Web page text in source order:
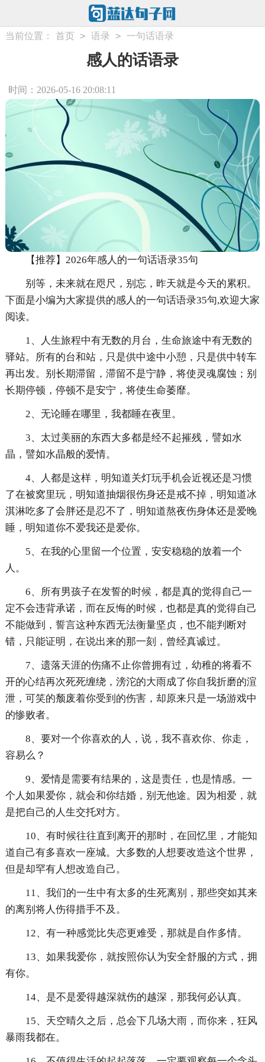
当前位置： 首页 > 语录 > 一句话语录
感人的话语录
时间：2026-05-16 20:08:11
【推荐】2026年感人的一句话语录35句
别等，未来就在咫尺，别忘，昨天就是今天的累积。
下面是小编为大家提供的感人的一句话语录35句,欢迎大家
阅读。
1、人生旅程中有无数的月台，生命旅途中有无数的
驿站。所有的台和站，只是供中途中小憩，只是供中转车
再出发。别长期滞留，滞留不是宁静，将使灵魂腐蚀；别
长期停顿，停顿不是安宁，将使生命萎靡。
2、无论睡在哪里，我都睡在夜里。
3、太过美丽的东西大多都是经不起摧残，譬如水
晶，譬如水晶般的爱情。
4、人都是这样，明知道关灯玩手机会近视还是习惯
了在被窝里玩，明知道抽烟很伤身还是戒不掉，明知道冰
淇淋吃多了会胖还是忍不了，明知道熬夜伤身体还是爱晚
睡，明知道你不爱我还是爱你。
5、在我的心里留一个位置，安安稳稳的放着一个
人。
6、所有男孩子在发誓的时候，都是真的觉得自己一
定不会违背承诺，而在反悔的时候，也都是真的觉得自己
不能做到，誓言这种东西无法衡量坚贞，也不能判断对
错，只能证明，在说出来的那一刻，曾经真诚过。
7、遗落天涯的伤痛不止你曾拥有过，幼稚的将看不
开的心结再次死死缠绕，滂沱的大雨成了你自我折磨的渲
泄，可笑的颓废着你受到的伤害，却原来只是一场游戏中
的惨败者。
8、要对一个你喜欢的人，说，我不喜欢你、你走，
容易么？
9、爱情是需要有结果的，这是责任，也是情感。一
个人如果爱你，就会和你结婚，别无他途。因为相爱，就
是把自己的人生交托对方。
10、有时候往往直到离开的那时，在回忆里，才能知
道自己有多喜欢一座城。大多数的人想要改造这个世界，
但是却罕有人想改造自己。
11、我们的一生中有太多的生死离别，那些突如其来
的离别将人伤得措手不及。
12、有一种感觉比失恋更难受，那就是自作多情。
13、如果我爱你，就按照你认为安全舒服的方式，拥
有你。
14、是不是爱得越深就伤的越深，那我何必认真。
15、天空晴久之后，总会下几场大雨，而你来，狂风
暴雨我都在。